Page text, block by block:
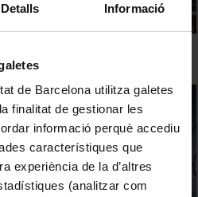
Detalls Informació
de Barcelona utilitza galetes
finalitat de gestionar les
informació perquè accediu
característiques que
experiència de la d’altres
(analitzar com
bé comú.